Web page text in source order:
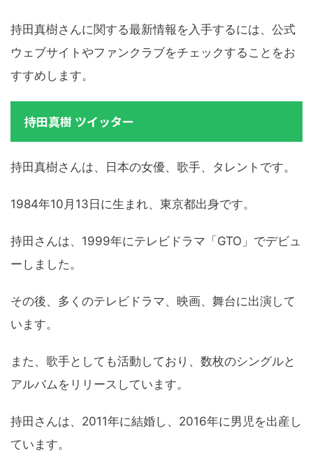
持田真樹さんに関する最新情報を入手するには、公式
ウェブサイトやファンクラブをチェックすることをお
すすめします。
持田真樹 ツイッター
持田真樹さんは、日本の女優、歌手、タレントです。
1984年10月13日に生まれ、東京都出身です。
持田さんは、1999年にテレビドラマ「GTO」でデビュ
ーしました。
その後、多くのテレビドラマ、映画、舞台に出演して
います。
また、歌手としても活動しており、数枚のシングルと
アルバムをリリースしています。
持田さんは、2011年に結婚し、2016年に男児を出産し
ています。